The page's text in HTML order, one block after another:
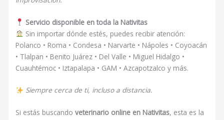
Servicio disponible en toda la Nativitas
Sin importar dónde estés, puedes recibir atención:
Polanco • Roma • Condesa • Narvarte • Nápoles • Coyoacán
• Tlalpan • Benito Juárez • Del Valle • Miguel Hidalgo •
Cuauhtémoc • Iztapalapa • GAM • Azcapotzalco y más.
Siempre cerca de ti, incluso a distancia.
Si estás buscandoveterinario online en Nativitas, esta es la